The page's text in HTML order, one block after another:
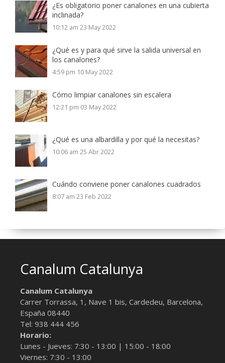
¿Es obligatorio poner canalones en una cubierta
inclinada?
10:12 am 23 May 2022
¿Qué es y para qué sirve la salida universal en
los canalones?
4:59 pm 10 May 2022
Cómo limpiar canalones sin escalera
12:21 pm 03 May 2022
¿Qué es una albardilla y por qué la necesitas?
10:06 am 25 Abr 2022
Cuándo conviene poner canalones cuadrados
8:07 am 23 Feb 2022
Canalum Catalunya
Canalum Catalunya
Carrer Torrassa, 1, Nave 1 bis, Cardedeu, Barcelona,
España 08440
Tel: 938 444 456
Horario:
Lunes - Jueves: 7:30 - 13:00 | 15:00 - 18:00
Viernes: 7:30 - 13:00